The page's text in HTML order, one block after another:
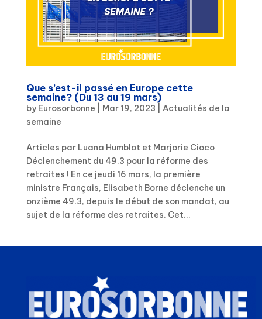
Que s’est-il passé en Europe cette
semaine? (Du 13 au 19 mars)
by Eurosorbonne Mar 19, 2023
Actualités de la
semaine
Articles par Luana Humblot et Marjorie Cioco
Déclenchement du 49.3 pour la réforme des
retraites ! En ce jeudi 16 mars, la première
ministre Français, Elisabeth Borne déclenche un
onzième 49.3, depuis le début de son mandat, au
sujet de la réforme des retraites. Cet...